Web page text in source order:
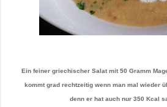
Ein feiner griechischer Salat mit 50 Gramm
kommt grad rechtzeitig wenn man mal wieder
denn er hat auch nur 350 Kcal